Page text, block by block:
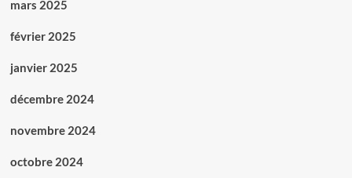
mars 2025
février 2025
janvier 2025
décembre 2024
novembre 2024
octobre 2024